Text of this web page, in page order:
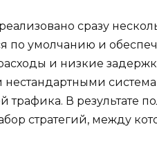
сразу
по умолчанию и
и низкие
нестандартными
трафика. В результате
стратегий, между